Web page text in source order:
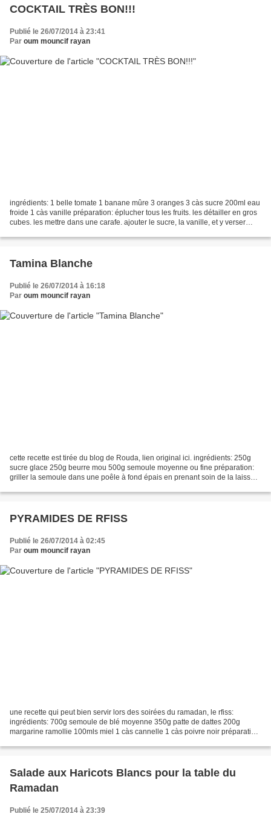
COCKTAIL TRÈS BON!!!
Publié le 26/07/2014 à 23:41
Par oum mouncif rayan
ingrédients: 1 belle tomate 1 banane mûre 3 oranges 3 càs sucre 200ml eau
froide 1 càs vanille préparation: éplucher tous les fruits. les détailler en gros
cubes. les mettre dans une carafe. ajouter le sucre, la vanille, et y verser
Tamina Blanche
Publié le 26/07/2014 à 16:18
Par oum mouncif rayan
cette recette est tirée du blog de Rouda, lien original ici. ingrédients: 250g
sucre glace 250g beurre mou 500g semoule moyenne ou fine préparation:
griller la semoule dans une poêle à fond épais en prenant soin de la laisser
PYRAMIDES DE RFISS
Publié le 26/07/2014 à 02:45
Par oum mouncif rayan
une recette qui peut bien servir lors des soirées du ramadan, le rfiss:
ingrédients: 700g semoule de blé moyenne 350g patte de dattes 200g
margarine ramollie 100mls miel 1 càs cannelle 1 càs poivre noir préparation:
Salade aux Haricots Blancs pour la table du
Ramadan
Publié le 25/07/2014 à 23:39